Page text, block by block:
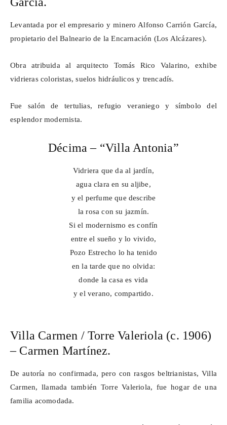
Levantada por el empresario y minero Alfonso Carrión García,
propietario del Balneario de la Encarnación (Los Alcázares).
Obra atribuida al arquitecto Tomás Rico Valarino, exhibe
vidrieras coloristas, suelos hidráulicos y trencadís.
Fue salón de tertulias, refugio veraniego y símbolo del
esplendor modernista.
Décima – “Villa Antonia”
Vidriera que da al jardín,
agua clara en su aljibe,
y el perfume que describe
la rosa con su jazmín.
Si el modernismo es confín
entre el sueño y lo vivido,
Pozo Estrecho lo ha tenido
en la tarde que no olvida:
donde la casa es vida
y el verano, compartido.
Villa Carmen / TorreValeriola (c. 1906)
– Carmen Martínez.
De autoría no confirmada, pero con rasgosbeltrianistas, Villa
Carmen, llamada también TorreValeriola, fue hogar de una
familia acomodada.